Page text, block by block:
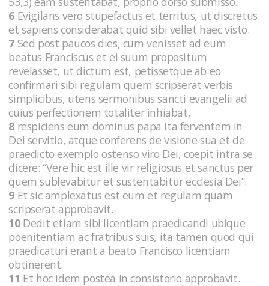
6 Evigilans vero stupefactus et territus, ut discretus
et sapiens considerabat quid sibi vellet haec visto.
7 Sed post paucos dies, cum venisset ad eum
beatus Franciscus et ei suum propositum
revelasset, ut dictum est, petissetque ab eo
confirmari sibi regulam quem scripserat verbis
simplicibus, utens sermonibus sancti evangelii ad
cuius perfectionem totaliter inhiabat,
8 respiciens eum dominus papa ita ferventem in
Dei servitio, atque conferens de visione sua et de
praedicto exemplo ostenso viro Dei, coepit intra se
dicere: “Vere hic est ille vir religiosus et sanctus per
quem sublevabitur et sustentabitur ecclesia Dei”.
9 Et sic amplexatus est eum et regulam quam
scripserat approbavit.
10Dedit etiam sibi licentiam praedicandi ubique
poenitentiam ac fratribus suis, ita tamen quod qui
praedicaturi erant a beato Francisco licentiam
obtinerent.
11 Et hoc idem postea in consistorio approbavit.